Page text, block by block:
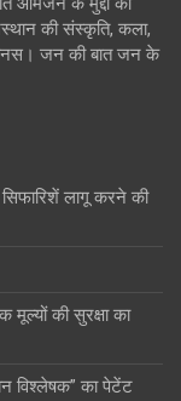
की संस्कृति, कला,
जन की बात जन के
लागू करने की
की सुरक्षा का
विश्लेषक” का पेटेंट